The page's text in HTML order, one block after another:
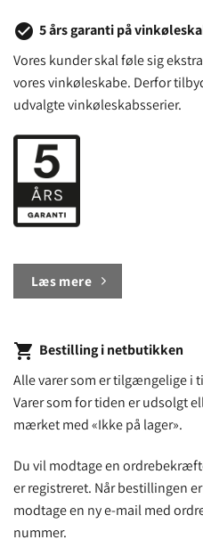
check_circle 5 års garanti på
Vores kunder skal føle sig
vores vinkøleskabe. Derfor
udvalgte vinkøleskabsserier.
Læs mere
shopping_cart Bestilling i netbutikken
Alle varer som er tilgængelige i
Varer som for tiden er udsolgt
mærket med «Ikke på lager».
Du vil modtage en
er registreret. Når bestillingen
modtage en ny e-mail med
nummer.